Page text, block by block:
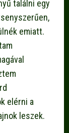
találni egy
emiatt.
elérni a
leszek.